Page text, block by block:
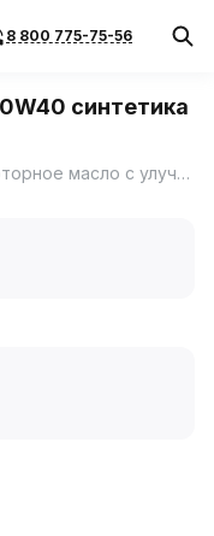
8 800 775-75-56
синтетика
Mobil 1 FS 0W40 - синтетическое моторное масло с улучшенными эксплуатационными характеристиками/ Представляет собой улучшенное синтетическое моторное масло, предназначенное для новейших бензиновых и дизельных двигателей (без бензиновых и дизельных сажевых фильтров) обеспечивающее высокоэффективные общие эксплуатационные характеристики.